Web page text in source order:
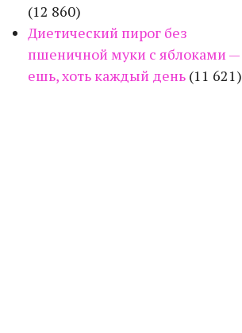
(12 860)
Диетический пирог без
пшеничной муки с яблоками —
ешь, хоть каждый день (11 621)